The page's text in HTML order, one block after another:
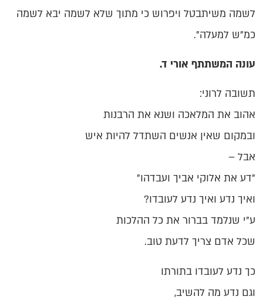
לשמה משיתבטל ויפרוש כי מתוך שלא לשמה יבא לשמה
כמ"ש למעלה".
עונה המשתתף אורי ד.
תשובה לרוני:
אהוב את המלאכה ושנא את הרבנות
ובמקום שאין אנשים השתדל להיות איש
אבל –
"דע את אלוקי אביך ועבדהו"
ואיך נדע ואיך נדע לעובדו?
ע"י שנלמד בברור את כל ההלכות
שכל אדם צריך לדעת טוב.
כך נדע לעובדו בתורתו
וגם נדע מה להשיב,